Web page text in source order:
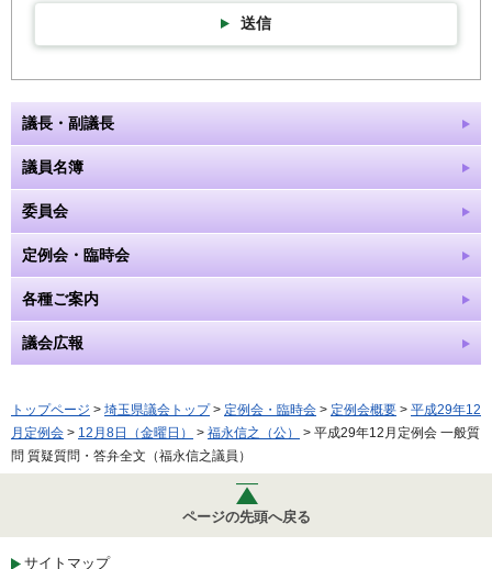
送信
議長・副議長
議員名簿
委員会
定例会・臨時会
各種ご案内
議会広報
トップページ > 埼玉県議会トップ> 定例会・臨時会 > 定例会概要 > 平成29年12
月定例会 > 12月8日（金曜日） > 福永信之（公）
> 平成29年12月定例会 一般質
問 質疑質問・答弁全文（福永信之議員）
ページの先頭へ戻る
サイトマップ